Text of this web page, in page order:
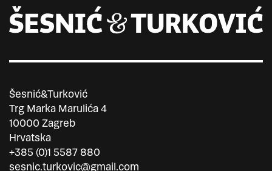
Šesnić&Turković
Trg Marka Marulića 4
10000 Zagreb
Hrvatska
+385 (0)1 5587 880
sesnic.turkovic@gmail.com